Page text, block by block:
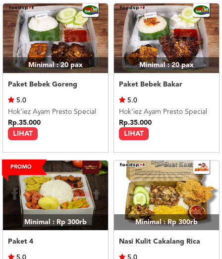
Minimal : 20pax
Paket Bebek Goreng
LIHAT
5.0
Hok'iez Ayam Presto Special
Rp.35.000
Minimal : 20pax
Paket Bebek Bakar
LIHAT
5.0
Hok'iez Ayam Presto Special
Rp.35.000
Minimal : Rp 300rb
Paket 4
5.0
Minimal : Rp 300rb
Nasi Kulit Cakalang Rica
5.0